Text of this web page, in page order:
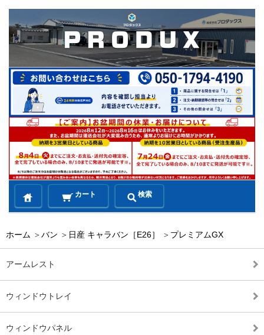
カート 検索
ホーム ＞バン ＞ 日産 キャラバン［E26］ ＞ プレミアムGX
アームレスト
ウィンドウトレイ
ウィンドウパネル